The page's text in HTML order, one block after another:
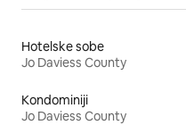
Hotelske sobe
Jo Daviess County
Kondominiji
Jo Daviess County